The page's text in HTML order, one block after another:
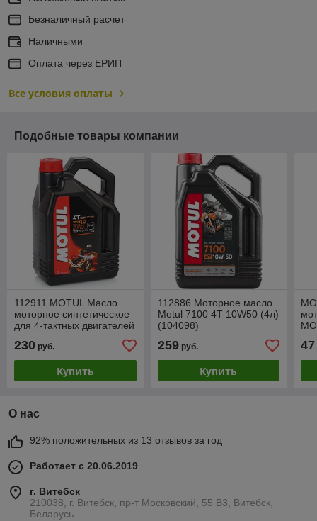
Безналичный расчет
Наличными
Оплата через ЕРИП
Все условия оплаты
Подобные товары компании
112911 MOTUL Масло
моторное синтетическое
для 4-тактных двигателей
мотоциклов 7100 20W-50
4T, 4L (104104)
230 руб.
Купить
112886 Моторное масло
Motul 7100 4T 10W50 (4л)
(104098)
259руб.
Купить
47
О нас
92% положительных из 13 отзывов за год
Работает с 20.06.2019
г. Витебск
210038, г. Витебск, пр-т Московский, 55 B3, Витебск,
Беларусь